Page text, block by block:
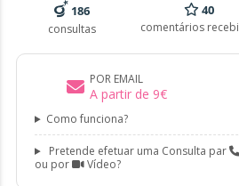
186
consultas
40
comentários
POR EMAIL
A partir de 9€
Como funciona?
Pretende efetuar uma Consulta par
ou por
Vídeo?